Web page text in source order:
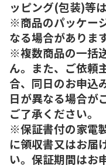
ッピング(包装)等
※商品のパッケー
なる場合があります
※複数商品の一括
ん。また、ご依頼
合、同日のお申込
日が異なる場合が
ご了承ください。
※保証書付の家電
に領収書又はお届
い。保証期間はお